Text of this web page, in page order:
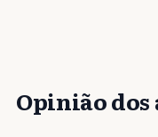
Opinião dos